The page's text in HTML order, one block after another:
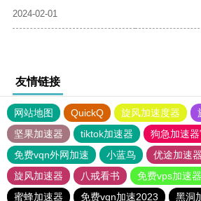
2024-02-01
友情链接
网站地图 QuickQ 旋风加速度器
坚果加速器
tiktok加速器
狗急加速器
免费vqn外网加速
小蓝鸟 优途加速
旋风加速器
八戒看书
免费vps加速
蜜蜂加速器
免费vqn加速2023 黑洞